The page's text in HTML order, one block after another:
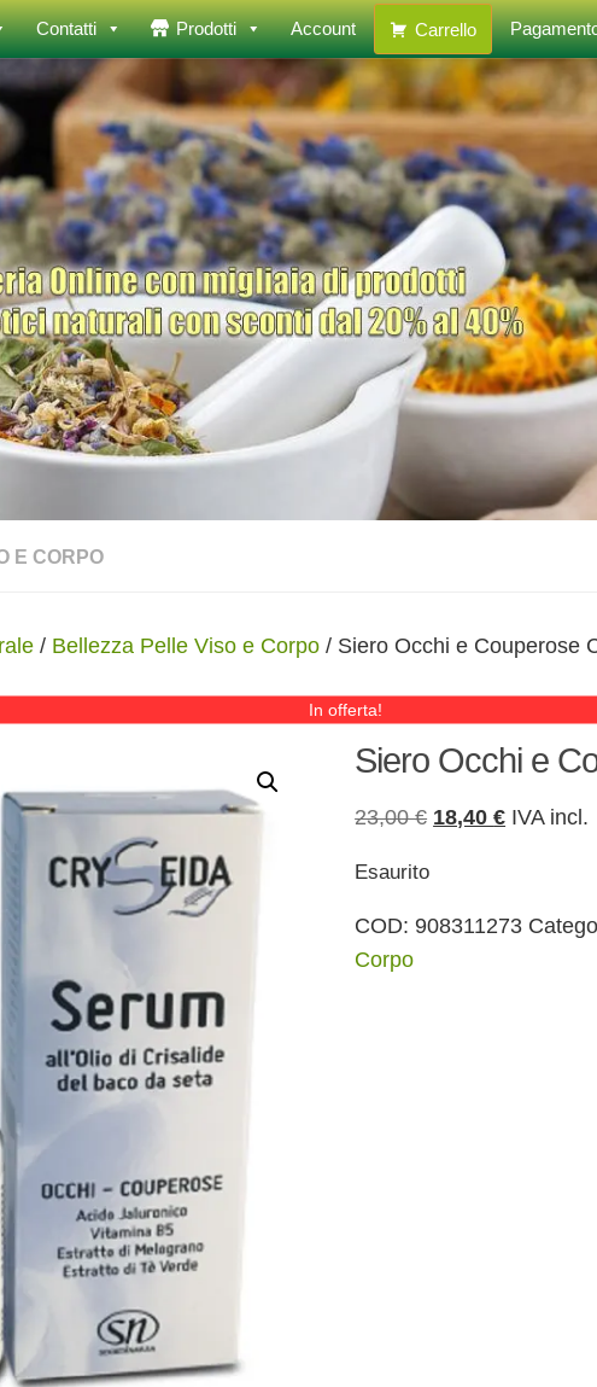
Contatti Prodotti Account Carrello
E CORPO
/ Bellezza Pelle Viso e Corpo / Siero Occhi e Couperose
In offerta!
Siero Occhi e
23,00€ Il
era:
18,40€Il
è:
IVA incl.
Esaurito
COD:908311273
Corpo